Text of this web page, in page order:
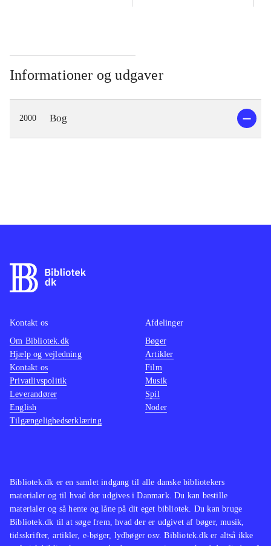
Informationer og udgaver
2000 Bog
Bibliotek.dk er en samlet indgang til alle danske bibliotekers
materialer og til hvad der udgives i Danmark. Du kan bestille
materialer og så hente og låne på dit eget bibliotek. Du kan bruge
Bibliotek.dk til at søge frem, hvad der er udgivet af bøger, musik,
tidsskrifter, artikler, e-bøger, lydbøger osv. Bibliotek.dk er altså ikke
Kontakt os
Om Bibliotek.dk
Hjælp og vejledning
Kontakt os
Privatlivspolitik
Leverandører
English
Tilgængelighedserklæring
Afdelinger
Bøger
Artikler
Film
Musik
Spil
Noder